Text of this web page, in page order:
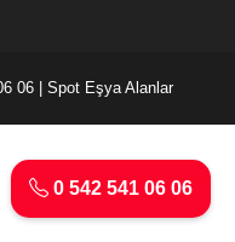
06 | Spot Eşya Alanlar
0 542 541 06 06